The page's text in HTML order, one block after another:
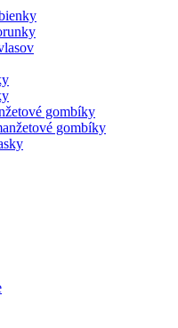
gombíky
gombíky